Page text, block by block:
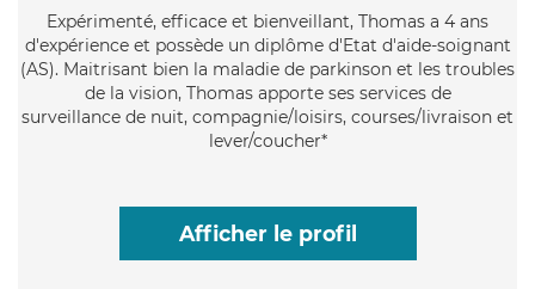
Expérimenté, efficace et bienveillant, Thomas a 4 ans
d'expérience et possède un diplôme d'Etat d'aide-soignant
(AS). Maitrisant bien la maladie de parkinson et les troubles
de la vision, Thomas apporte ses services de
surveillance de nuit, compagnie/loisirs, courses/livraison et
lever/coucher*
Afficher le profil